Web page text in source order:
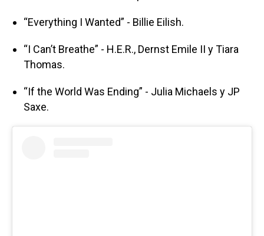
“Everything I Wanted” - Billie Eilish.
“I Can’t Breathe” - H.E.R., Dernst Emile II y Tiara
Thomas.
“If the World Was Ending” - Julia Michaels y JP
Saxe.